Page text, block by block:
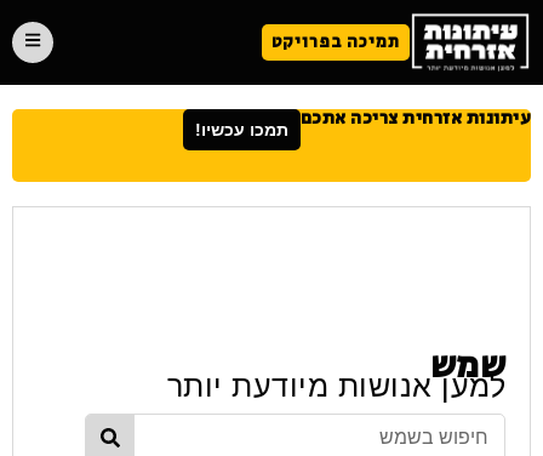
תמיכה בפרויקט
עיתונות אזרחית צריכה אתכם תמכו עכשיו!
שמש
למען אנושות מיודעת יותר